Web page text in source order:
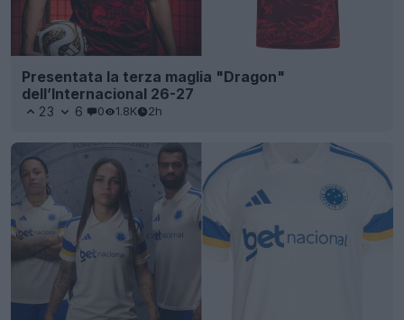
Presentata la terza maglia "Dragon"
dell’Internacional 26-27
23 6 0 1.8K 2h